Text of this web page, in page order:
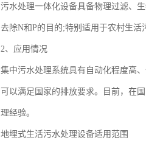
污水处理一体化设备具备物理过滤、
去除N和P的目的;特别适用于农村生活
2、应用情况
集中污水处理系统具有自动化程度高
可以满足国家的排放要求。目前，在
理经验。
地埋式生活污水处理设备适用范围